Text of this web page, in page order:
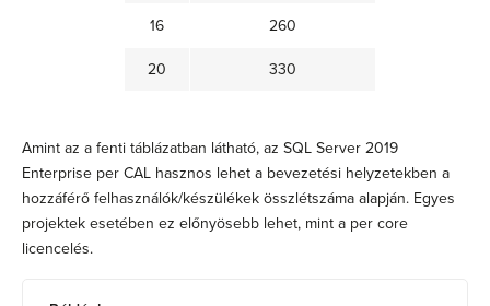
16 260
20 330
Amint az a fenti táblázatban látható, az SQL Server 2019
Enterprise per CAL hasznos lehet a bevezetési helyzetekben a
hozzáférő felhasználók/készülékek összlétszáma alapján. Egyes
projektek esetében ez előnyösebb lehet, mint a per core
licencelés.